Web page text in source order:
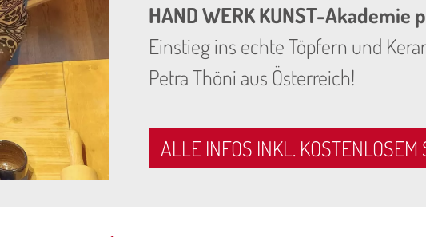
HAND WERK KUNST-Akademie
Einstieg ins echte Töpfern und
Petra Thöni aus Österreich!
ALLE INFOS INKL. KOSTENLOSEM